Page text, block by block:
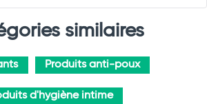
similaires
Produits anti-poux
d'hygiène intime